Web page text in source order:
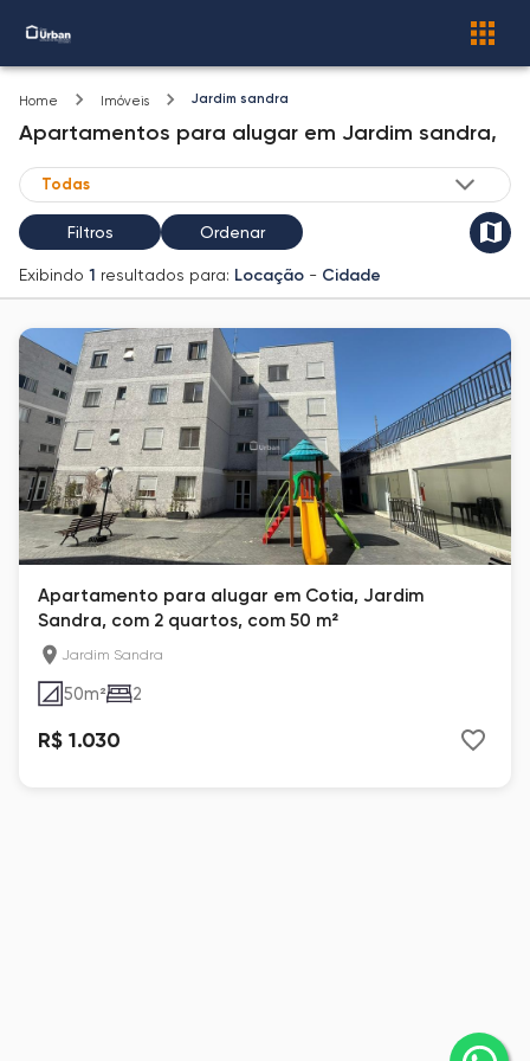
Home Imóveis Jardim sandra
Apartamentos para alugar em Jardim sandra,
Filtros Ordenar
Exibindo 1 resultados para: Locação - Cidade
Apartamento para alugar em Cotia, Jardim
Sandra, com 2 quartos, com 50 m²
Jardim Sandra
50m² 2
R$ 1.030